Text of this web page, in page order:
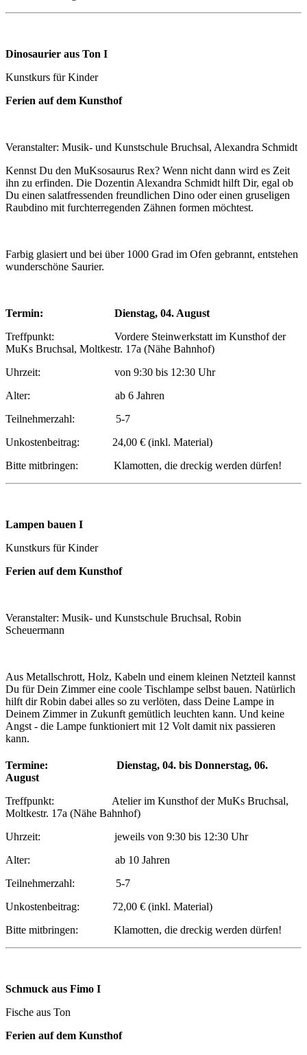
Dinosaurier aus Ton I
Kunstkurs für Kinder
Ferien auf dem Kunsthof
Veranstalter: Musik- und Kunstschule Bruchsal, Alexandra Schmidt
Kennst Du den MuKsosaurus Rex? Wenn nicht dann wird es Zeit
ihn zu erfinden. Die Dozentin Alexandra Schmidt hilft Dir, egal ob
Du einen salatfressenden freundlichen Dino oder einen gruseligen
Raubdino mit furchterregenden Zähnen formen möchtest.
Farbig glasiert und bei über 1000 Grad im Ofen gebrannt, entstehen
wunderschöne Saurier.
Termin: Dienstag, 04. August
Treffpunkt: Vordere Steinwerkstatt im Kunsthof der
MuKs Bruchsal, Moltkestr. 17a (Nähe Bahnhof)
Uhrzeit: von 9:30 bis 12:30 Uhr
Alter: ab 6 Jahren
Teilnehmerzahl: 5-7
Unkostenbeitrag: 24,00 € (inkl. Material)
Bitte mitbringen: Klamotten, die dreckig werden dürfen!
Lampen bauen I
Kunstkurs für Kinder
Ferien auf dem Kunsthof
Veranstalter: Musik- und Kunstschule Bruchsal, Robin
Scheuermann
Aus Metallschrott, Holz, Kabeln und einem kleinen Netzteil kannst
Du für Dein Zimmer eine coole Tischlampe selbst bauen. Natürlich
hilft dir Robin dabei alles so zu verlöten, dass Deine Lampe in
Deinem Zimmer in Zukunft gemütlich leuchten kann. Und keine
Angst - die Lampe funktioniert mit 12 Volt damit nix passieren
kann.
Termine: Dienstag, 04. bis Donnerstag, 06.
August
Treffpunkt: Atelier im Kunsthof der MuKs Bruchsal,
Moltkestr. 17a (Nähe Bahnhof)
Uhrzeit: jeweils von 9:30 bis 12:30 Uhr
Alter: ab 10 Jahren
Teilnehmerzahl: 5-7
Unkostenbeitrag: 72,00 € (inkl. Material)
Bitte mitbringen: Klamotten, die dreckig werden dürfen!
Schmuck aus Fimo I
Fische aus Ton
Ferien auf dem Kunsthof